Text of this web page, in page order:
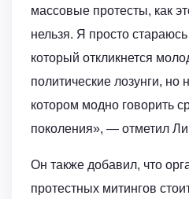
массовые протесты, как
нельзя. Я просто
который откликнется
политические лозунги, но
котором модно говорить
поколения», — отметил
Он также добавил, что
протестных митингов